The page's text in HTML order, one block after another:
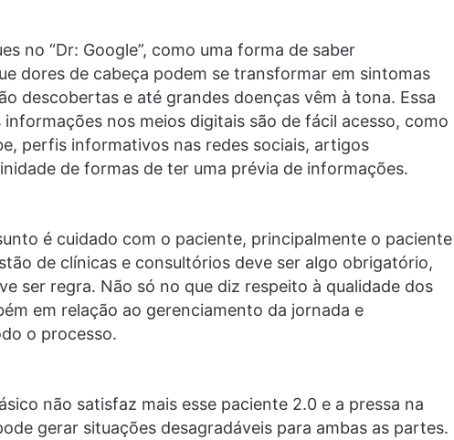
no “Dr: Google”, como uma forma de saber
dores de cabeça podem se transformar em sintomas
descobertas e até grandes doenças vêm à tona. Essa
nos meios digitais são de fácil acesso, como
perfis informativos nas redes sociais, artigos
de formas de ter uma prévia de informações.
é cuidado com o paciente, principalmente o paciente
de clínicas e consultórios deve ser algo obrigatório,
ser regra. Não só no que diz respeito à qualidade dos
em relação ao gerenciamento da jornada e
o processo.
não satisfaz mais esse paciente 2.0 e a pressa na
gerar situações desagradáveis para ambas as partes.